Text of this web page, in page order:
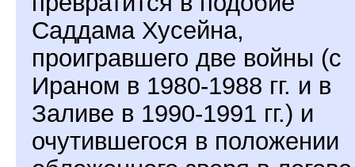
Саддама Хусейна,
проигравшего две войны (с
Ираном в 1980-1988 гг. и в
Заливе в 1990-1991 гг.) и
очутившегося в положении